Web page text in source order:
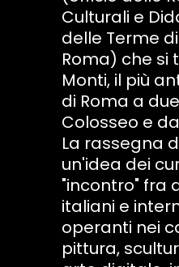
Culturali e
delle Terme di
Roma) che si
Monti, il più
di Roma a
Colosseo e
La rassegna
un'idea dei
"incontro" fra
italiani e
operanti nei
pittura,